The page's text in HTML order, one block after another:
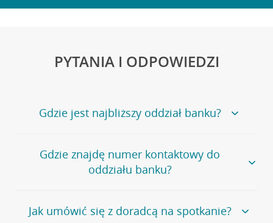
PYTANIA I ODPOWIEDZI
Gdzie jest najbliższy oddział banku?
Jeśli szukasz oddziału naszego banku, zapraszamy na
stronęPlacówki i bankomaty, na której znajduje się
wygodna wyszukiwarka.
oddziałów
Gdzie znajdę numer kontaktowy do
oddziału banku?
Bank Credit Agricole nie udostępnia ogólnego numeru
telefonu do placówki bankowej.
Jak umówić się z doradcą na spotkanie?